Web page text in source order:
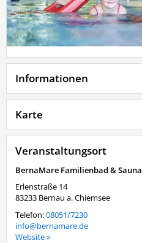
Informationen
Karte
Veranstaltungsort
BernaMare Familienbad & Sauna
Erlenstraße 14
83233 Bernau a. Chiemsee
Telefon:08051/7230
info@bernamare.de
Website »